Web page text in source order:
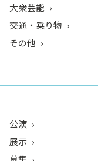
大衆芸能
交通・乗り物
その他
公演
展示